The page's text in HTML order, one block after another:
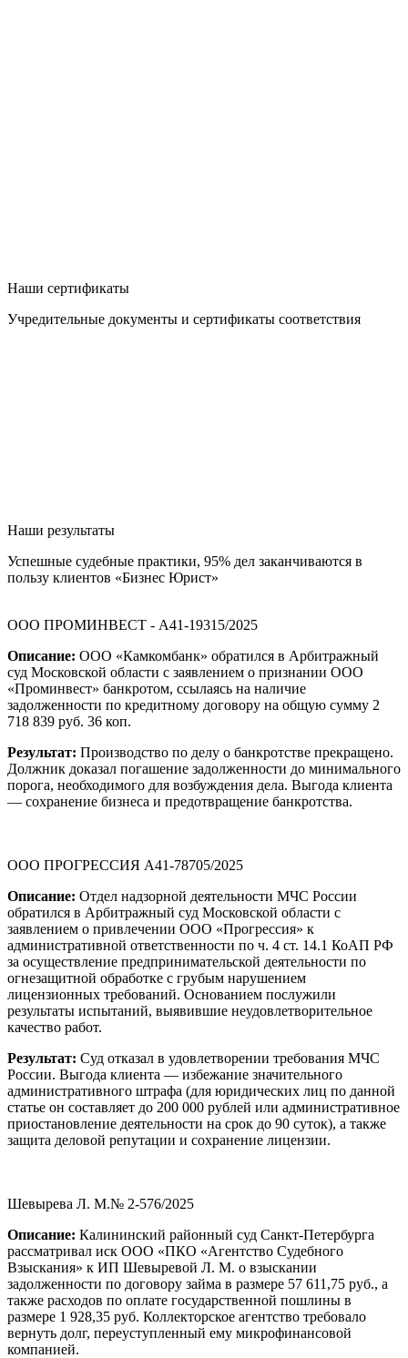
Наши сертификаты
Учредительные документы и сертификаты соответствия
Наши результаты
Успешные судебные практики, 95% дел заканчиваются в
пользу клиентов «Бизнес Юрист»
ООО ПРОМИНВЕСТ - А41-19315/2025
Описание: ООО «Камкомбанк» обратился в Арбитражный
суд Московской области с заявлением о признании ООО
«Проминвест» банкротом, ссылаясь на наличие
задолженности по кредитному договору на общую сумму 2
718 839 руб. 36 коп.
Результат: Производство по делу о банкротстве прекращено.
Должник доказал погашение задолженности до минимального
порога, необходимого для возбуждения дела. Выгода клиента
— сохранение бизнеса и предотвращение банкротства.
ООО ПРОГРЕССИЯ А41-78705/2025
Описание: Отдел надзорной деятельности МЧС России
обратился в Арбитражный суд Московской области с
заявлением о привлечении ООО «Прогрессия» к
административной ответственности по ч. 4 ст. 14.1 КоАП РФ
за осуществление предпринимательской деятельности по
огнезащитной обработке с грубым нарушением
лицензионных требований. Основанием послужили
результаты испытаний, выявившие неудовлетворительное
качество работ.
Результат: Суд отказал в удовлетворении требования МЧС
России. Выгода клиента — избежание значительного
административного штрафа (для юридических лиц по данной
статье он составляет до 200 000 рублей или административное
приостановление деятельности на срок до 90 суток), а также
защита деловой репутации и сохранение лицензии.
Шевырева Л. М.№ 2-576/2025
Описание: Калининский районный суд Санкт-Петербурга
рассматривал иск ООО «ПКО «Агентство Судебного
Взыскания» к ИП Шевыревой Л. М. о взыскании
задолженности по договору займа в размере 57 611,75 руб., а
также расходов по оплате государственной пошлины в
размере 1 928,35 руб. Коллекторское агентство требовало
вернуть долг, переуступленный ему микрофинансовой
компанией.